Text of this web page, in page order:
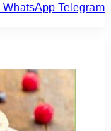
WhatsApp Telegram